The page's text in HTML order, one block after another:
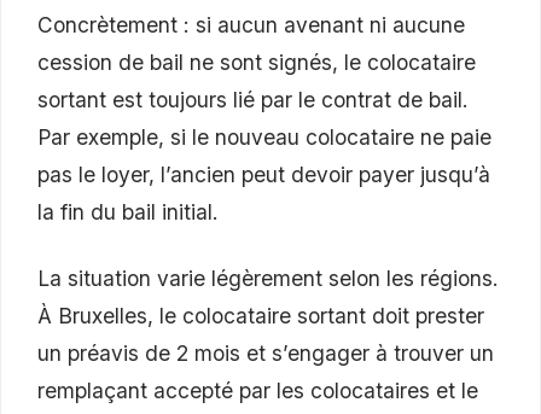
Concrètement : si aucun avenant ni aucune
cession de bail ne sont signés, le colocataire
sortant est toujours lié par le contrat de bail.
Par exemple, si le nouveau colocataire ne paie
pas le loyer, l’ancien peut devoir payer jusqu’à
la fin du bail initial.
La situation varie légèrement selon les régions.
À Bruxelles, le colocataire sortant doit prester
un préavis de 2 mois et s’engager à trouver un
remplaçant accepté par les colocataires et le